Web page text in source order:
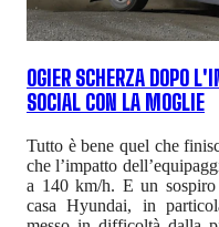
OGIER SCHERZA DOPO
SOCIAL CON LA MOGLIE
Tutto è bene quel che
che l’impatto
a 140 km/h. E un
casa Hyundai, in